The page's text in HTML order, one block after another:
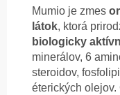
Mumio je zmes
látok, ktorá
biologicky
minerálov, 6
steroidov,
éterických